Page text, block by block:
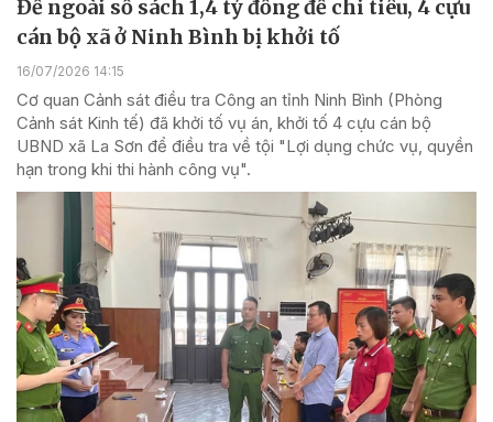
Để ngoài sổ sách 1,4 tỷ đồng để chi tiêu, 4 cựu
cán bộ xã ở Ninh Bình bị khởi tố
16/07/2026 14:15
Cơ quan Cảnh sát điều tra Công an tỉnh Ninh Bình (Phòng
Cảnh sát Kinh tế) đã khởi tố vụ án, khởi tố 4 cựu cán bộ
UBND xã La Sơn để điều tra về tội "Lợi dụng chức vụ, quyền
hạn trong khi thi hành công vụ".